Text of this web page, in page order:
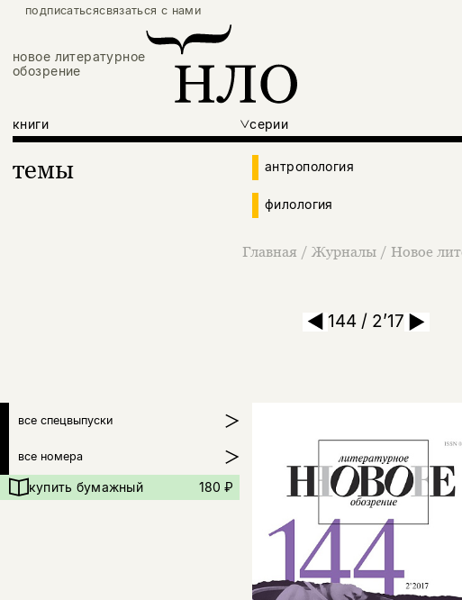
подписатьсясвязаться с нами
новое литературное
обозрение
книги серии
темы антропология
филология
Главная / Журналы / Новое
144 / 2’17
все спецвыпуски
все номера
купить бумажный 180 ₽